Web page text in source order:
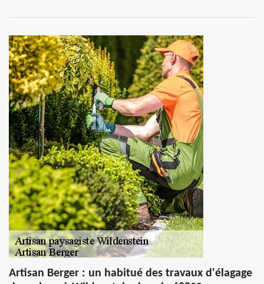
Artisan Berger : un habitué des travaux d'élagage